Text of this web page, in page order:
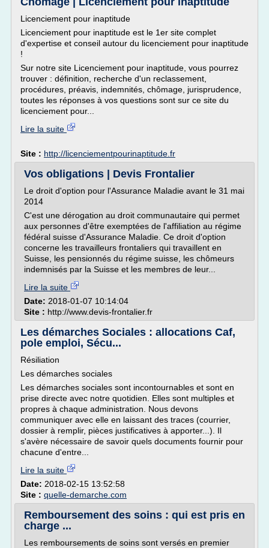
Licenciement pour inaptitude
Licenciement pour inaptitude est le 1er site complet
d'expertise et conseil autour du licenciement pour inaptitude
!
Sur notre site Licenciement pour inaptitude, vous pourrez
trouver : définition, recherche d'un reclassement,
procédures, préavis, indemnités, chômage, jurisprudence,
toutes les réponses à vos questions sont sur ce site du
licenciement pour...
Lire la suite
Site : http://licenciementpourinaptitude.fr
Vos obligations | Devis Frontalier
Le droit d'option pour l'Assurance Maladie avant le 31 mai
2014
C'est une dérogation au droit communautaire qui permet
aux personnes d'être exemptées de l'affiliation au régime
fédéral suisse d'Assurance Maladie. Ce droit d'option
concerne les travailleurs frontaliers qui travaillent en
Suisse, les pensionnés du régime suisse, les chômeurs
indemnisés par la Suisse et les membres de leur...
Lire la suite
Date: 2018-01-07 10:14:04
Site : http://www.devis-frontalier.fr
Les démarches Sociales : allocations Caf,
pole emploi, Sécu...
Résiliation
Les démarches sociales
Les démarches sociales sont incontournables et sont en
prise directe avec notre quotidien. Elles sont multiples et
propres à chaque administration. Nous devons
communiquer avec elle en laissant des traces (courrier,
dossier à remplir, pièces justificatives à apporter...). Il
s'avère nécessaire de savoir quels documents fournir pour
chacune d'entre...
Lire la suite
Date: 2018-02-15 13:52:58
Site : quelle-demarche.com
Remboursement des soins : qui est pris en
charge ...
Les remboursements de soins sont versés en premier